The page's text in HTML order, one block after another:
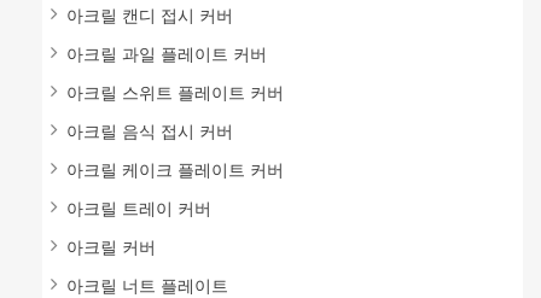
아크릴 캔디 접시 커버
아크릴 과일 플레이트 커버
아크릴 스위트 플레이트 커버
아크릴 음식 접시 커버
아크릴 케이크 플레이트 커버
아크릴 트레이 커버
아크릴 커버
아크릴 너트 플레이트